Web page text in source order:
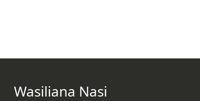
Wasiliana Nasi